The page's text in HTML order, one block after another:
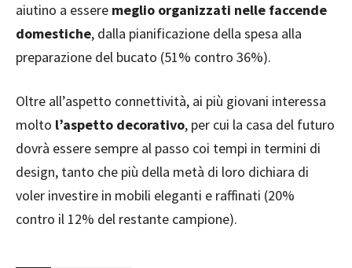
aiutino a essere meglio organizzati nelle faccende
domestiche, dalla pianificazione della spesa alla
preparazione del bucato (51% contro 36%).
Oltre all’aspetto connettività, ai più giovani interessa
molto l’aspetto decorativo, per cui la casa del futuro
dovrà essere sempre al passo coi tempi in termini di
design, tanto che più della metà di loro dichiara di
voler investire in mobili eleganti e raffinati (20%
contro il 12% del restante campione).